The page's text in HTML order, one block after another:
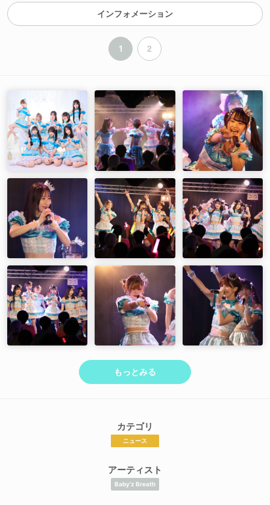
07.「キミラシクアレ」（新メンバー参加8名体制）
08.「Run to the STAR」（新メンバー参加8名体制）
インフォメーション
1 2
もっとみる
カテゴリ
ニュース
アーティスト
Baby’z Breath